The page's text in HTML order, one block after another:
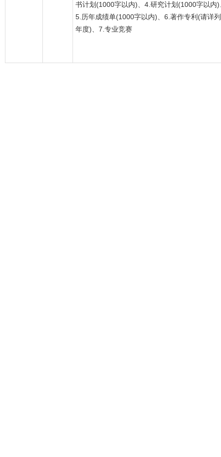
书计划(1000字以内)、4.研究计划(1000字以内)
5.历年成绩单(1000字以内)、6.著作专利(请详列
年度)、7.专业竞赛